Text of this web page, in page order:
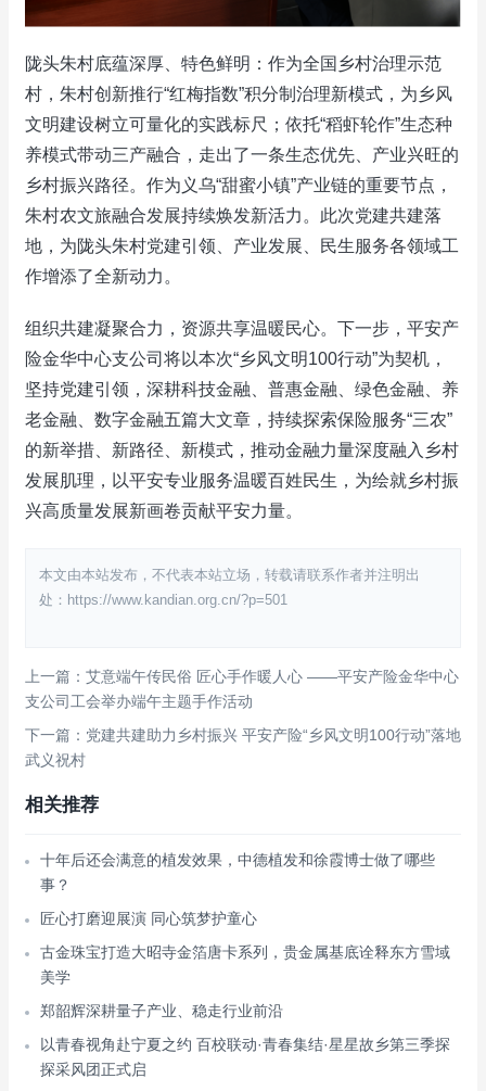
陇头朱村底蕴深厚、特色鲜明：作为全国乡村治理示范
村，朱村创新推行“红梅指数”积分制治理新模式，为乡风
文明建设树立可量化的实践标尺；依托“稻虾轮作”生态种
养模式带动三产融合，走出了一条生态优先、产业兴旺的
乡村振兴路径。作为义乌“甜蜜小镇”产业链的重要节点，
朱村农文旅融合发展持续焕发新活力。此次党建共建落
地，为陇头朱村党建引领、产业发展、民生服务各领域工
作增添了全新动力。
组织共建凝聚合力，资源共享温暖民心。下一步，平安产
险金华中心支公司将以本次“乡风文明100行动”为契机，
坚持党建引领，深耕科技金融、普惠金融、绿色金融、养
老金融、数字金融五篇大文章，持续探索保险服务“三农”
的新举措、新路径、新模式，推动金融力量深度融入乡村
发展肌理，以平安专业服务温暖百姓民生，为绘就乡村振
兴高质量发展新画卷贡献平安力量。
本文由本站发布，不代表本站立场，转载请联系作者并注明出
处：https://www.kandian.org.cn/?p=501
上一篇：艾意端午传民俗 匠心手作暖人心 ——平安产险金华中心
支公司工会举办端午主题手作活动
下一篇：党建共建助力乡村振兴 平安产险“乡风文明100行动”落地
武义祝村
相关推荐
十年后还会满意的植发效果，中德植发和徐霞博士做了哪些
事？
匠心打磨迎展演 同心筑梦护童心
古金珠宝打造大昭寺金箔唐卡系列，贵金属基底诠释东方雪域
美学
郑韶辉深耕量子产业、稳走行业前沿
以青春视角赴宁夏之约 百校联动·青春集结·星星故乡第三季探
探采风团正式启